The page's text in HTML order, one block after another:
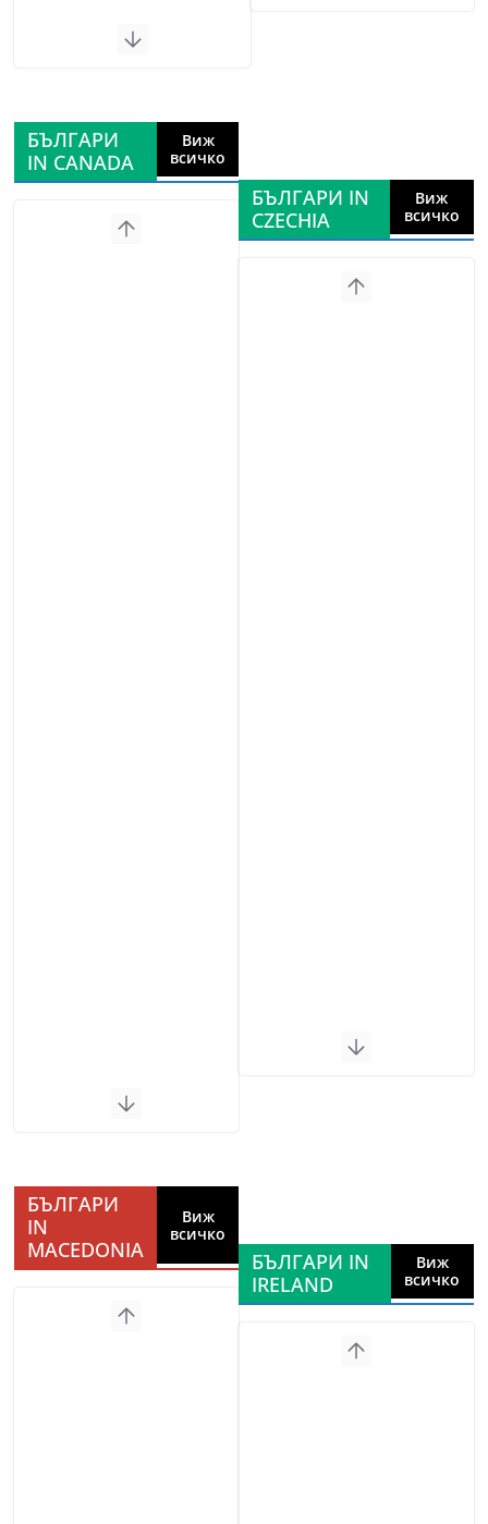
БЪЛГАРИ
IN CANADA
Виж
всичко
БЪЛГАРИ IN
CZECHIA
Виж
всичко
БЪЛГАРИ
IN
MACEDONIA
Виж
всичко
БЪЛГАРИ IN
IRELAND
Виж
всичко